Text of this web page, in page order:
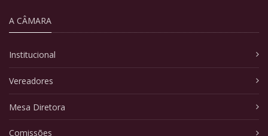
A CÂMARA
Institucional
Vereadores
Mesa Diretora
Comissões